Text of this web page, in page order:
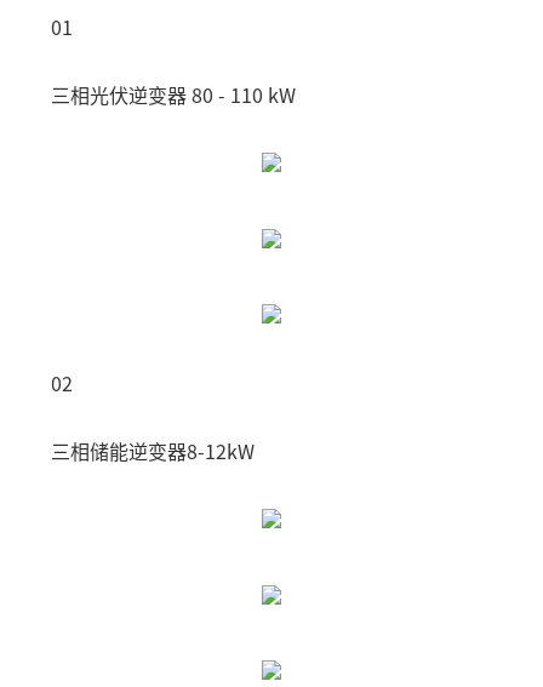
01
三相光伏逆变器 80 - 110 kW
02
三相储能逆变器8-12kW